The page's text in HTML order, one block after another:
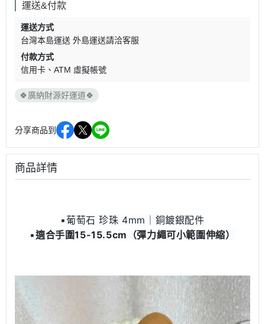
運送&付款
運送方式
台灣本島運送 外島運送請洽客服
付款方式
信用卡
ATM 虛擬帳號
🍀廣納財源好運道🍀
分享商品到
商品詳情
▪️葡萄石 珍珠 4mm｜銅鍍銀配件
▪️適合手圍15-15.5cm（彈力繩可小範圍伸縮）